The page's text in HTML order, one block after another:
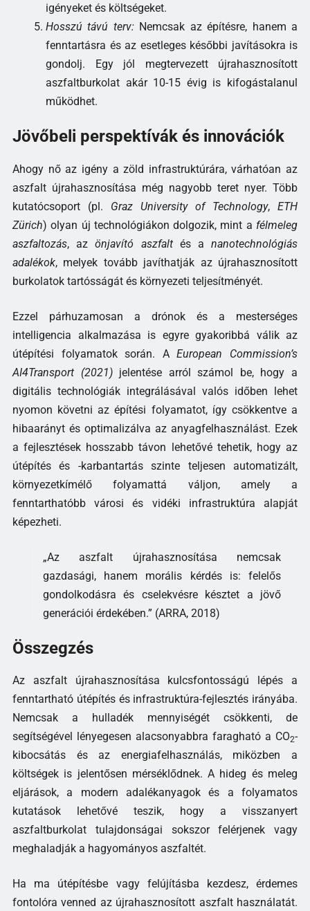
igényeket és költségeket.
Hosszú távú terv:Nemcsak az építésre, hanem a
fenntartásra és az esetleges későbbi javításokra is
gondolj. Egy jól megtervezett újrahasznosított
aszfaltburkolat akár 10-15 évig is kifogástalanul
működhet.
Jövőbeli perspektívák és innovációk
Ahogy nő az igény a zöld infrastruktúrára, várhatóan az
aszfalt újrahasznosítása még nagyobb teret nyer. Több
kutatócsoport (pl. Graz University of Technology, ETH
Zürich) olyan új technológiákon dolgozik, mint a félmeleg
aszfaltozás, azönjavító aszfaltés ananotechnológiás
adalékok, melyek tovább javíthatják az újrahasznosított
burkolatok tartósságát és környezeti teljesítményét.
Ezzel párhuzamosan a drónok és a mesterséges
intelligencia alkalmazása is egyre gyakoribbá válik az
útépítési folyamatok során. AEuropean Commission’s
AI4Transport (2021)jelentése arról számol be, hogy a
digitális technológiák integrálásával valós időben lehet
nyomon követni az építési folyamatot, így csökkentve a
hibaarányt és optimalizálva az anyagfelhasználást. Ezek
a fejlesztések hosszabb távon lehetővé tehetik, hogy az
útépítés és -karbantartás szinte teljesen automatizált,
környezetkímélő folyamattá váljon, amely a
fenntarthatóbb városi és vidéki infrastruktúra alapját
képezheti.
„Az aszfalt újrahasznosítása nemcsak
gazdasági, hanem morális kérdés is: felelős
gondolkodásra és cselekvésre késztet a jövő
generációi érdekében.” (ARRA, 2018)
Összegzés
Az aszfalt újrahasznosítása kulcsfontosságú lépés a
fenntartható útépítés és infrastruktúra-fejlesztés irányába.
Nemcsak a hulladék mennyiségét csökkenti, de
segítségével lényegesen alacsonyabbra faragható a CO2-
kibocsátás és az energiafelhasználás, miközben a
költségek is jelentősen mérséklődnek. A hideg és meleg
eljárások, a modern adalékanyagok és a folyamatos
kutatások lehetővé teszik, hogy a visszanyert
aszfaltburkolat tulajdonságai sokszor felérjenek vagy
meghaladják a hagyományos aszfaltét.
Ha ma útépítésbe vagy felújításba kezdesz, érdemes
fontolóra venned az újrahasznosított aszfalt használatát.